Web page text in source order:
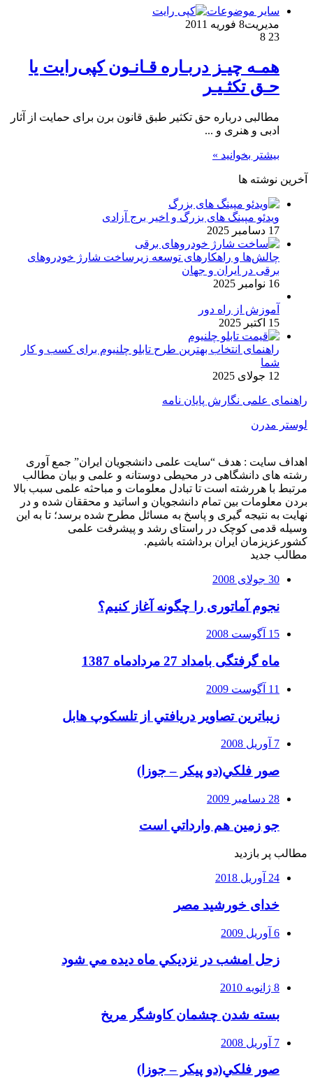
سایر موضوعات
مدیریت8 فوریه 2011
23
همـه چیـز دربـاره قـانـون كپی‌رایت یا
حـق تكثـیـر
مطالبی درباره حق تکثیر طبق قانون برن برای حمایت از آثار
ادبی و هنری و ...
بیشتر بخوانید »
آخرین نوشته ها
ویدئو مپینگ های بزرگ و اخیر برج آزادی
17 دسامبر 2025
چالش‌ها و راهکارهای توسعه زیرساخت شارژ خودروهای
برقی در ایران و جهان
16 نوامبر 2025
آموزش از راه دور
15 اکتبر 2025
راهنمای انتخاب بهترین طرح تابلو چلنیوم برای کسب و کار
شما
12 جولای 2025
راهنمای علمی نگارش پایان نامه
لوستر مدرن
اهداف سایت : هدف “سایت علمی دانشجویان ایران” جمع آوری
رشته های دانشگاهی در محیطی دوستانه و علمی و بیان مطالب
مرتبط با هررشته است تا تبادل معلومات و مباحثه علمی سبب بالا
بردن معلومات بین تمام دانشجویان و اساتید و محققان شده و در
نهایت به نتیجه گیری و پاسخ به مسائل مطرح شده برسد؛ تا به این
وسیله قدمی کوچک در راستای رشد و پیشرفت علمی
کشورعزیزمان ایران برداشته باشیم.
مطالب جدید
30 جولای 2008
نجوم آماتوری را چگونه آغاز کنیم؟
15 آگوست 2008
ماه گرفتگی بامداد 27 مردادماه 1387
11 آگوست 2009
زيباترين تصاوير دريافتي از تلسكوپ هابل
7 آوریل 2008
صور فلكي(دو پیکر – جوزا)
28 دسامبر 2009
جو زمين هم وارداتي است
مطالب پر بازدید
24 آوریل 2018
خدای خورشید مصر
6 آوریل 2009
زحل امشب در نزديكي ماه ديده مي شود
8 ژانویه 2010
بسته شدن چشمان کاوشگر مريخ
7 آوریل 2008
صور فلكي(دو پیکر – جوزا)